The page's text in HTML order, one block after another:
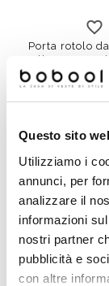
Questo sito
Utilizziamo i
annunci, per
analizzare il
informazioni
nostri partner
pubblicità e
con altre
Porta rotolo
ottone
Colombo